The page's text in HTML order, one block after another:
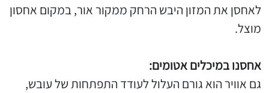
לאחסן את המזון היבש הרחק ממקור אור, במקום אחסון
מוצל.
אחסנו במיכלים אטומים:
גם אוויר הוא גורם העלול לעודד התפתחות של עובש,